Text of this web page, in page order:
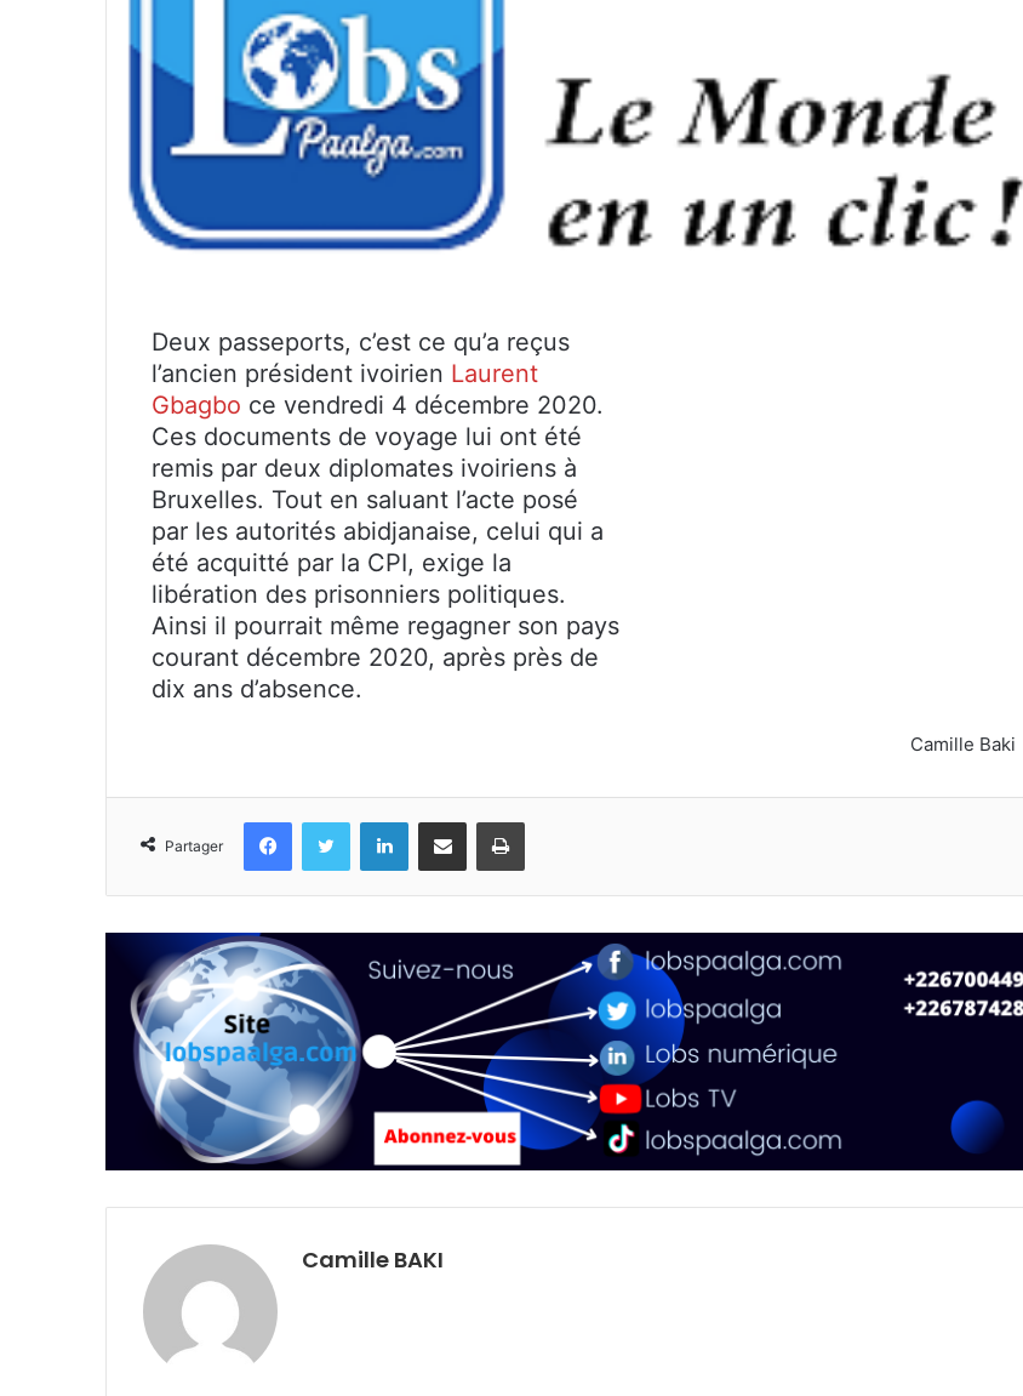
Deux passeports, c’est ce qu’a reçus
l’ancien président ivoirien Laurent
Gbagbo ce vendredi 4 décembre 2020.
Ces documents de voyage lui ont été
remis par deux diplomates ivoiriens à
Bruxelles. Tout en saluant l’acte posé
par les autorités abidjanaise, celui qui a
été acquitté par la CPI, exige la
libération des prisonniers politiques.
Ainsi il pourrait même regagner son pays
courant décembre 2020, après près de
dix ans d’absence.
Camille Baki
Partager
FacebookTwitter LinkedinPartager par email Imprimer
Camille BAKI